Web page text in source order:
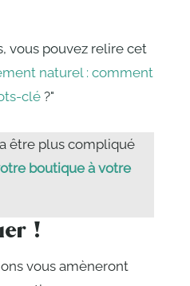
vous pouvez relire cet
naturel : comment
clé ?"
être plus compliqué
boutique à votre
!
vous amèneront